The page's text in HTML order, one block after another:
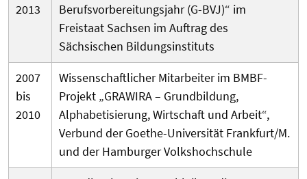
2013
Berufsvorbereitungsjahr (G-BVJ)“ im
Freistaat Sachsen im Auftrag des
Sächsischen Bildungsinstituts
2007
bis
2010
Wissenschaftlicher Mitarbeiter im BMBF-
Projekt „GRAWIRA – Grundbildung,
Alphabetisierung, Wirtschaft und Arbeit“,
Verbund der Goethe-Universität Frankfurt/M.
und der Hamburger Volkshochschule